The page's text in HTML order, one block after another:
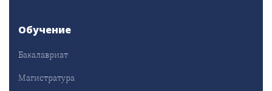
Обучение
Бакалавриат
Магистратура